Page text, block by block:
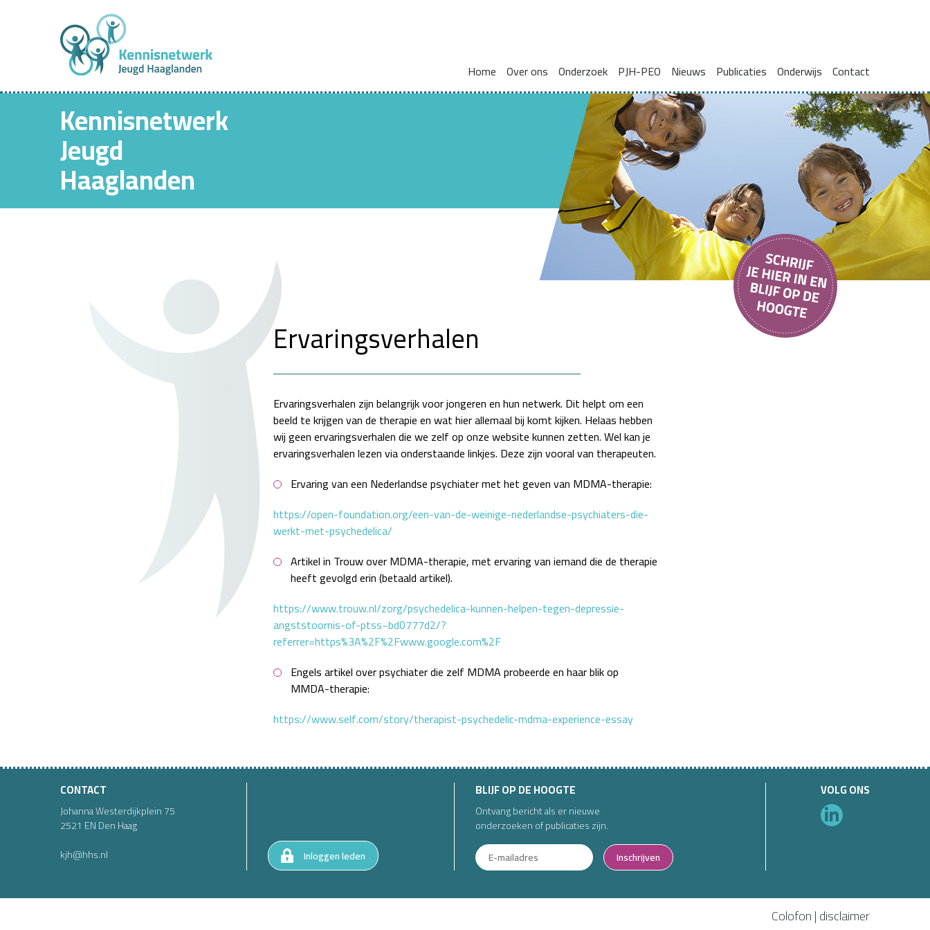
Home Over ons
Vacatures
Onderzoek
Normaliseren en versterken pedagogische basis
PJH-PEO Nieuws Publicaties
Onderzoeksrapporten
Blogs
Onderwijs
Zorgcoördinatie voor gezinnen met complexe problemen
HBO Skills II
Contact
Kennisnetwerk
Jeugd
Haaglanden
Ervaringsverhalen
Ervaringsverhalen zijn belangrijk voor jongeren en hun netwerk. Dit helpt om een
beeld te krijgen van de therapie en wat hier allemaal bij komt kijken. Helaas hebben
wij geen ervaringsverhalen die we zelf op onze website kunnen zetten. Wel kan je
ervaringsverhalen lezen via onderstaande linkjes. Deze zijn vooral van therapeuten.
Ervaring van een Nederlandse psychiater met het geven van MDMA-therapie:
https://open-foundation.org/een-van-de-weinige-nederlandse-psychiaters-die-
werkt-met-psychedelica/
Artikel in Trouw over MDMA-therapie, met ervaring van iemand die de therapie
heeft gevolgd erin (betaald artikel).
https://www.trouw.nl/zorg/psychedelica-kunnen-helpen-tegen-depressie-
angststoornis-of-ptss~bd0777d2/?
referrer=https%3A%2F%2Fwww.google.com%2F
Engels artikel over psychiater die zelf MDMA probeerde en haar blik op
MMDA-therapie:
https://www.self.com/story/therapist-psychedelic-mdma-experience-essay
CONTACT
Johanna Westerdijkplein75
2521 ENDen Haag
kjh@hhs.nl
Inloggen leden
BLIJF OP DE HOOGTE
Ontvang bericht als er nieuwe
onderzoeken of publicaties zijn.
Inschrijven
VOLG ONS
Colofon|disclaimer